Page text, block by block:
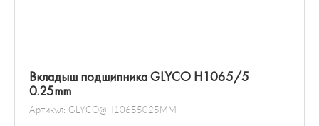
Вкладыш подшипника GLYCO H1065/5
0.25mm
Артикул: GLYCO@H10655025MM